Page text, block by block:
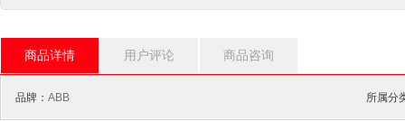
商品详情 用户评论 商品咨询
品牌： ABB 所属分